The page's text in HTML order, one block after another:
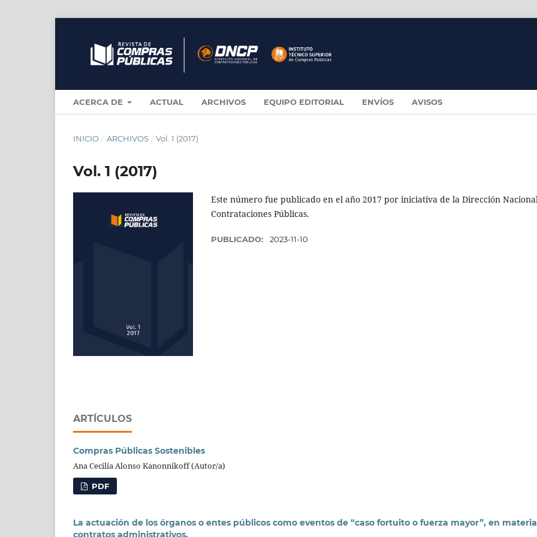
ACERCA DE ACTUAL ARCHIVOS EQUIPO EDITORIAL ENVÍOS AVISOS
INICIO / ARCHIVOS / Vol. 1 (2017)
Vol. 1 (2017)
Este número fue publicado en el año 2017 por iniciativa de la Dirección
Contrataciones Públicas.
PUBLICADO: 2023-11-10
ARTÍCULOS
Compras Públicas Sostenibles
Ana Cecilia Alonso Kanonnikoff (Autor/a)
PDF
La actuación de los órganos o entes públicos como eventos de “caso fortuito o fuerza mayor”, en
contratos administrativos.